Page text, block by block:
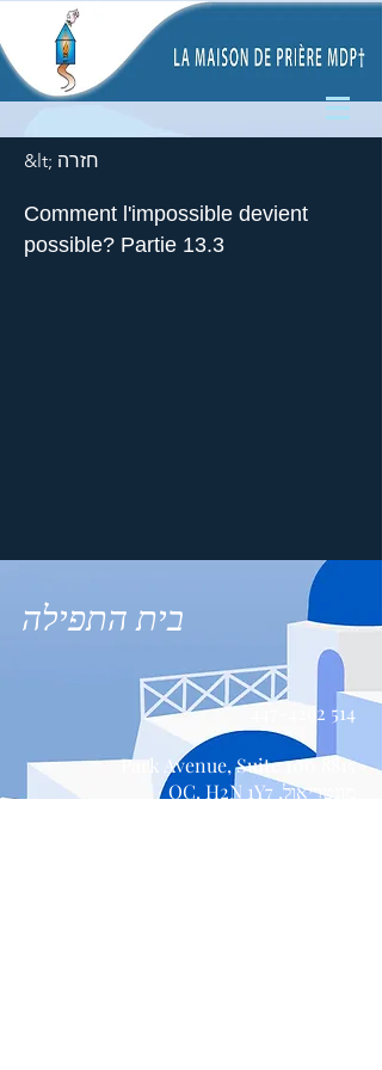
&lt; חזרה
Comment l'impossible devient
possible? Partie 13.3
בית התפילה
514 447-4292
8815 Park Avenue, Suite 100
מונטריאול, QC, H2N 1Y7